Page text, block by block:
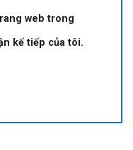
web trong
kế tiếp của tôi.